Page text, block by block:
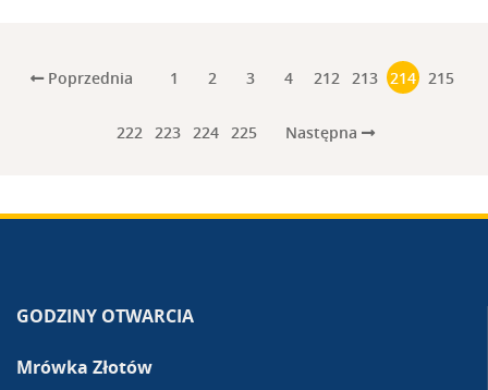
Poprzednia 1 2 3 4 212 213 214 215
222 223 224 225 Następna
GODZINY OTWARCIA
Mrówka Złotów